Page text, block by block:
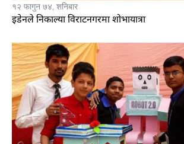
१२ फागुन ७४, शनिबार
इडेनले निकाल्या विराटनगरमा शोभायात्रा